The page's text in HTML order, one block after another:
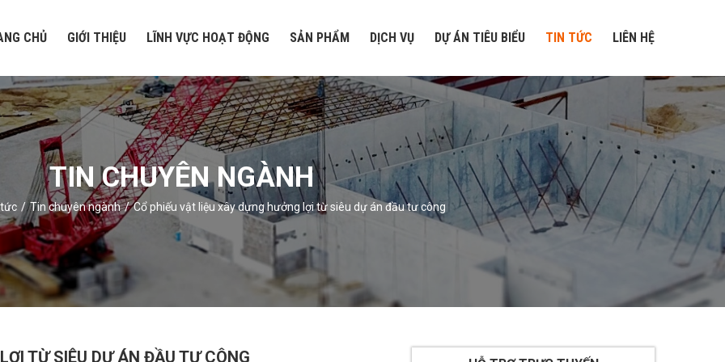
CHỦ GIỚI THIỆU LĨNH VỰC HOẠT ĐỘNG SẢN PHẨM DỊCH VỤ DỰ ÁN TIÊU BIỂU TIN TỨC LIÊN HỆ
TIN CHUYÊN NGÀNH
Tin chuyên ngành Cổ phiếu vật liệu xây dựng hưởng lợi từ siêu dự án đầu tư công
TỪ SIÊU DỰ ÁN ĐẦU TƯ CÔNG